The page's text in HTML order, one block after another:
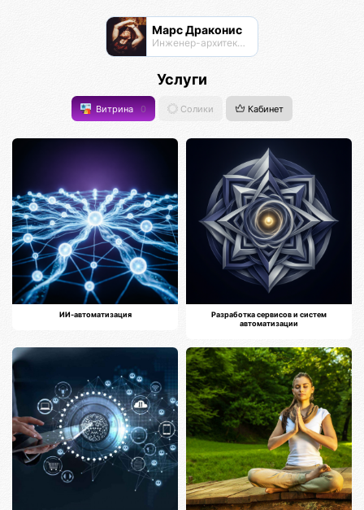
Марс Драконис
Инженер-архитектор
Услуги
Витрина 0 Солики Кабинет
ИИ-автоматизация
Разработка сервисов и систем
автоматизации